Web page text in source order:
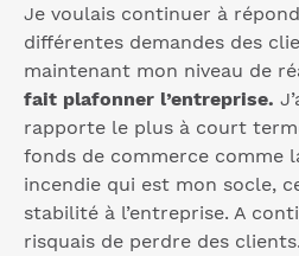
Je voulais continuer à
différentes demandes des
maintenant mon niveau de
fait plafonner l’entreprise.
rapporte le plus à court
fonds de commerce comme
incendie qui est mon socle,
stabilité à l’entreprise. A
risquais de perdre des